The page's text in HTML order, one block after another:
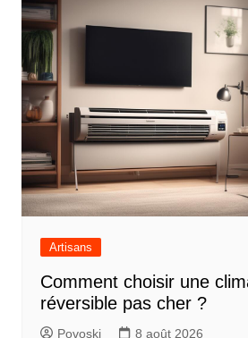
Artisans
Comment choisir une
réversible pas cher ?
Povoski 8 août 2026